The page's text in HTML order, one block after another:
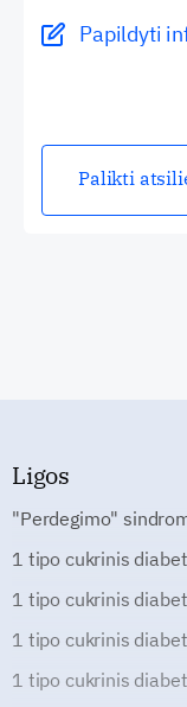
Papildyti
Palikti
Ligos
"Perdegimo"
1 tipo cukrinis
1 tipo cukrinis
1 tipo cukrinis
1 tipo cukrinis